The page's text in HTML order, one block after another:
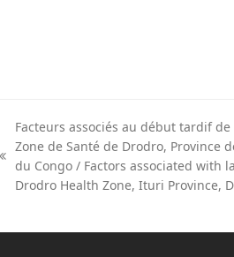
previous
post:
Facteurs associés au début tardif
Zone de Santé de Drodro, Province
du Congo / Factors associated with
Drodro Health Zone, Ituri Province,